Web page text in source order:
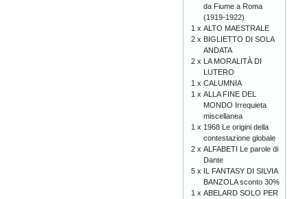
da Fiume a Roma
(1919-1922)
1 x ALTO MAESTRALE
2 x BIGLIETTO DI SOLA
ANDATA
2 x LA MORALITÀ DI
LUTERO
1 x CALUMNIA
1 x ALLA FINE DEL
MONDO Irrequieta
miscellanea
1 x 1968 Le origini della
contestazione globale
2 x ALFABETI Le parole di
Dante
5 x IL FANTASY DI SILVIA
BANZOLA sconto 30%
1 x ABELARD SOLO PER